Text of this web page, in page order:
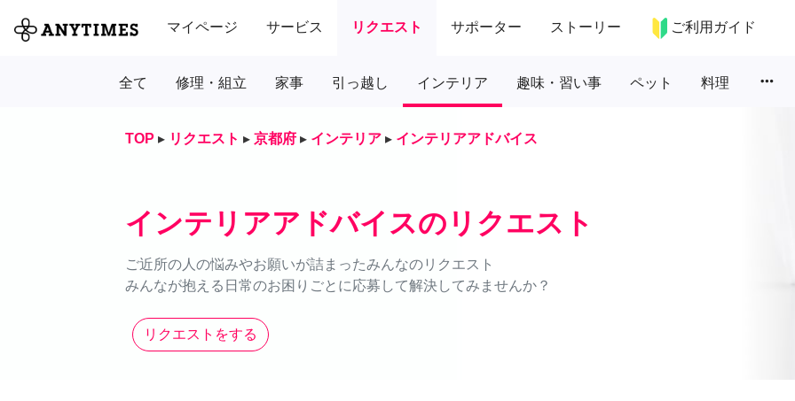
マイページ サービス リクエスト サポーター ストーリー ご利用ガイド
全て 修理・組立 家事 引っ越し インテリア 趣味・習い事 ペット 料理 more_horiz
TOP ▸ リクエスト ▸ 京都府 ▸ インテリア ▸ インテリアアドバイス
インテリアアドバイスのリクエスト
ご近所の人の悩みやお願いが詰まったみんなのリクエスト
みんなが抱える日常のお困りごとに応募して解決してみませんか？
リクエストをする